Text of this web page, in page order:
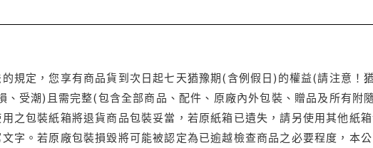
規定，您享有商品貨到次日起七天猶豫期(含例假日)的權益(請注意！
、受潮)且需完整(包含全部商品、配件、原廠內外包裝、贈品及所有附
之包裝紙箱將退貨商品包裝妥當，若原紙箱已遺失，請另使用其他紙
文字。若原廠包裝損毀將可能被認定為已逾越檢查商品之必要程度，本